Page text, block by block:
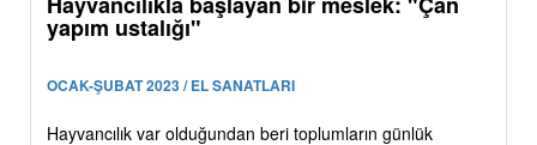
yapım ustalığı"
OCAK-ŞUBAT 2023 / EL SANATLARI
Hayvancılık var olduğundan beri toplumların günlük